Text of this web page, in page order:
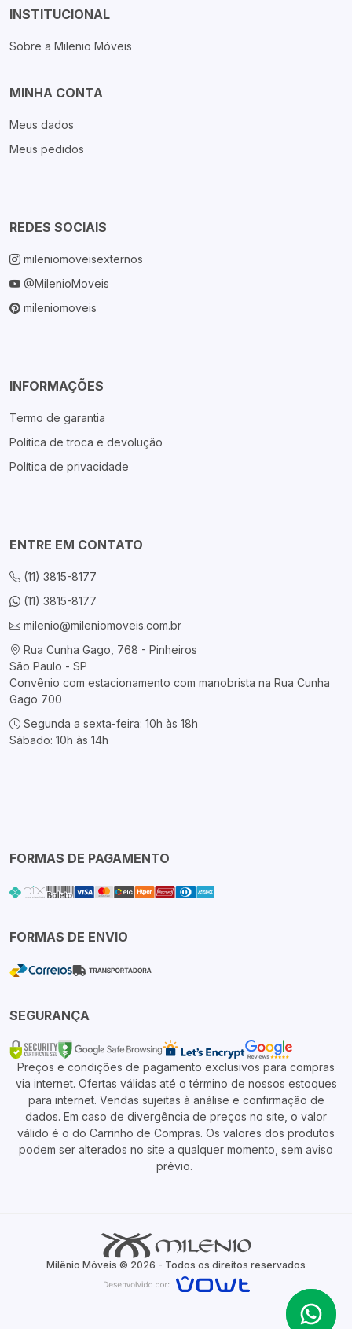
INSTITUCIONAL
Sobre a Milenio Móveis
MINHA CONTA
Meus dados
Meus pedidos
REDES SOCIAIS
mileniomoveisexternos
@MilenioMoveis
mileniomoveis
INFORMAÇÕES
Termo de garantia
Política de troca e devolução
Política de privacidade
ENTRE EM CONTATO
(11) 3815-8177
(11) 3815-8177
milenio@mileniomoveis.com.br
Rua Cunha Gago, 768 - Pinheiros
São Paulo - SP
Convênio com estacionamento com manobrista na Rua Cunha
Gago 700
Segunda a sexta-feira: 10h às 18h
Sábado: 10h às 14h
FORMAS DE PAGAMENTO
FORMAS DE ENVIO
SEGURANÇA
Preços e condições de pagamento exclusivos para compras
via internet. Ofertas válidas até o término de nossos estoques
para internet. Vendas sujeitas à análise e confirmação de
dados. Em caso de divergência de preços no site, o valor
válido é o do Carrinho de Compras. Os valores dos produtos
podem ser alterados no site a qualquer momento, sem aviso
prévio.
Milênio Móveis © 2026 - Todos os direitos reservados